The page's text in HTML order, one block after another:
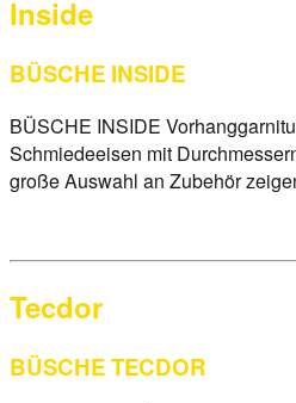
Inside
BÜSCHE INSIDE
BÜSCHE INSIDE
Schmiedeeisen mit
große Auswahl an Zubehör
Tecdor
BÜSCHE TECDOR